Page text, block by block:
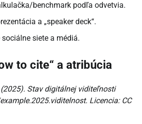
benchmark podľa odvetvia.
a „speaker deck“.
sociálne siete a médiá.
to cite“ a atribúcia
(2025). Stav digitálnej viditeľnosti
Licencia: CC